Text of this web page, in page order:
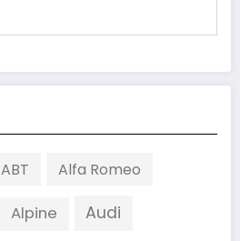
ABT Alfa Romeo
Alpine Audi